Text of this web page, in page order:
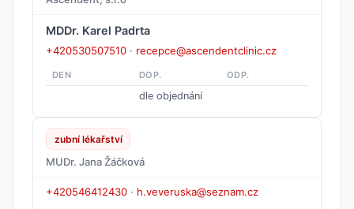
MDDr. Karel Padrta
+420530507510 · recepce@ascendentclinic.cz
DEN DOP. ODP.
dle objednání
zubní lékařství
MUDr. Jana Žáčková
+420546412430 · h.veveruska@seznam.cz